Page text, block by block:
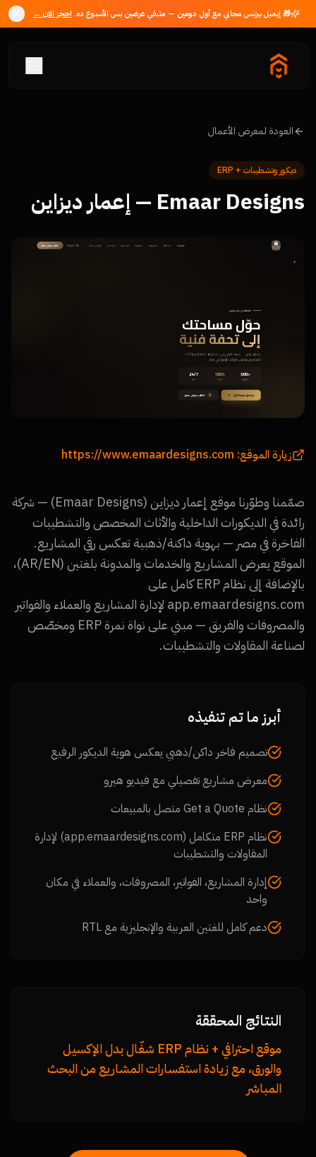
🎁 إيميل بيزنس مجاني معأول دومين — متبقي عرضينبس الأسبوع ده. احجز الان ←
العودة لمعرض الأعمال
ديكور وتشطيبات + ERP
Emaar Designs — إعمار ديزاين
زيارة الموقع: https://www.emaardesigns.com
صمّمنا وطوّرنا موقع إعمار ديزاين (Emaar Designs) — شركة
رائدة في الديكورات الداخلية والأثاث المخصص والتشطيبات
الفاخرة في مصر — بهوية داكنة/ذهبية تعكس رقي المشاريع.
الموقع يعرض المشاريع والخدمات والمدونة بلغتين (AR/EN)،
بالإضافة إلى نظام ERP كامل على
app.emaardesigns.com لإدارة المشاريع والعملاء والفواتير
والمصروفات والفريق — مبني على نواة نمرة ERP ومخصّص
لصناعة المقاولات والتشطيبات.
أبرز ما تم تنفيذه
تصميم فاخر داكن/ذهبي يعكس هوية الديكور الرفيع
معرض مشاريع تفصيلي مع فيديو هيرو
نظام Get a Quote متصل بالمبيعات
نظام ERP متكامل (app.emaardesigns.com) لإدارة
المقاولات والتشطيبات
إدارة المشاريع، الفواتير، المصروفات، والعملاء في مكان
واحد
دعم كامل للغتين العربية والإنجليزية مع RTL
النتائج المحققة
موقع احترافي + نظام ERP شغّال بدل الإكسيل
والورق، مع زيادة استفسارات المشاريع من البحث
المباشر